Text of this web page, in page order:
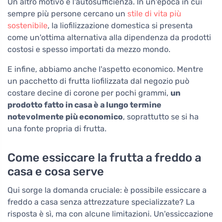
sempre più persone cercano un stile di vita più
sostenibile, la liofilizzazione domestica si presenta
come un'ottima alternativa alla dipendenza da prodotti
costosi e spesso importati da mezzo mondo.
E infine, abbiamo anche l'aspetto economico. Mentre
un pacchetto di frutta liofilizzata dal negozio può
costare decine di corone per pochi grammi, un
prodotto fatto in casa è a lungo termine
notevolmente più economico, soprattutto se si ha
una fonte propria di frutta.
Come essiccare la frutta a freddo a
casa e cosa serve
Qui sorge la domanda cruciale: è possibile essiccare a
freddo a casa senza attrezzature specializzate? La
risposta è sì, ma con alcune limitazioni. Un'essiccazione